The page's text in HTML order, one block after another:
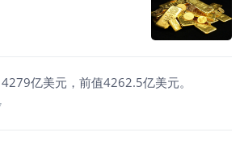
亿美元，前值4262.5亿美元。